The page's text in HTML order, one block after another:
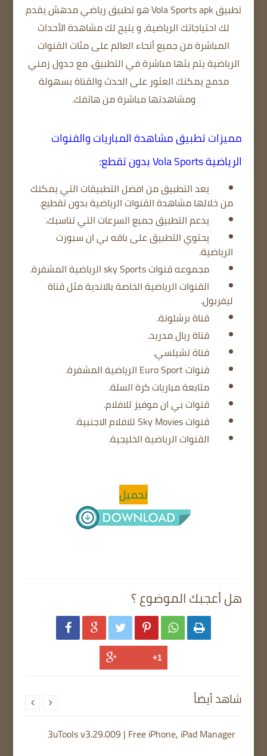
تطبيق Vola Sports apk هو تطبيق رياضي مدهش يقدم
لك احتياجاتك الرياضية، و يتيح لك مشاهدة الأحداث
المباشرة من جميع أنحاء العالم على مئات القنوات
الرياضية يتم بثها مباشرة في التطبيق. مع جدول زمني
مدمج يمكنك العثور على الحدث والقناة بسهولة
ومشاهدتها مباشرة من هاتفك.
مميزات تطبيق مشاهدة المباريات والقنوات
الرياضية Vola Sports بدون تقطع:
يعد التطبيق من افضل التطبيقات التي يمكنك
من خلالها مشاهدة القنوات الرياضية بدون تقطيع.
يدعم التطبيق جميع السرعات التي تناسبك.
يحتوي التطبيق على باقه بي ان سبورت
الرياضية.
مجموعه قنوات sky Sports الرياضية المشفرة.
القنوات الرياضية الخاصة بالاندية مثل قناة
ليفربول.
قناة برشلونة.
قناة ريال مدريد.
قناة تشيلسي.
قنوات Euro Sport الرياضية المشفرة.
متابعة مباريات كرة السلة.
قنوات بي ان موفيز للافلام.
قنوات Sky Movies للافلام الاجنبية.
القنوات الرياضية الخليجية.
تحميل
هل أعجبك الموضوع ؟
     
شاهد أيضاً
3uTools v3.29.009 | Free iPhone, iPad Manager
 